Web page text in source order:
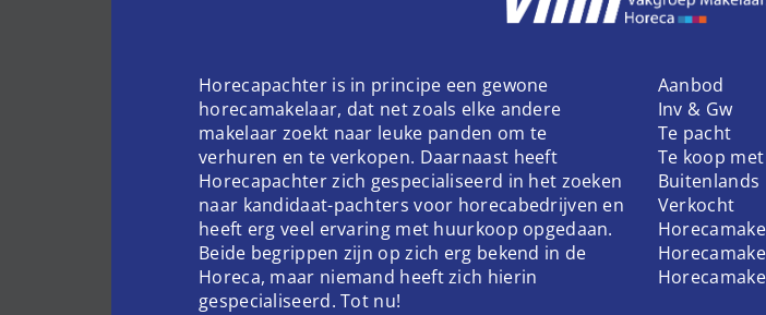
Horecapachter is in principe een gewone
horecamakelaar, dat net zoals elke andere
makelaar zoekt naar leuke panden om te
verhuren en te verkopen. Daarnaast heeft
Horecapachter zich gespecialiseerd in het zoeken
naar kandidaat-pachters voor horecabedrijven en
heeft erg veel ervaring met huurkoop opgedaan.
Beide begrippen zijn op zich erg bekend in de
Horeca, maar niemand heeft zich hierin
gespecialiseerd. Tot nu!
Aanbod
Inv & Gw
Te pacht
Te koop met
Buitenlands
Verkocht